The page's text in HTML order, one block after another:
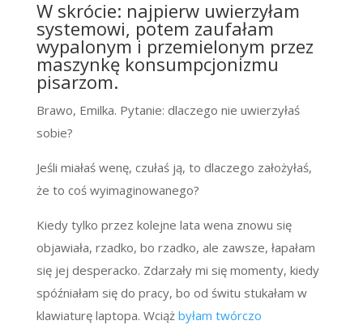
W skrócie: najpierw uwierzyłam
systemowi, potem zaufałam
wypalonym i przemielonym przez
maszynkę konsumpcjonizmu
pisarzom.
Brawo, Emilka. Pytanie: dlaczego nie uwierzyłaś
sobie?
Jeśli miałaś wenę, czułaś ją, to dlaczego założyłaś,
że to coś wyimaginowanego?
Kiedy tylko przez kolejne lata wena znowu się
objawiała, rzadko, bo rzadko, ale zawsze, łapałam
się jej desperacko. Zdarzały mi się momenty, kiedy
spóźniałam się do pracy, bo od świtu stukałam w
klawiaturę laptopa. Wciąż byłam twórczo